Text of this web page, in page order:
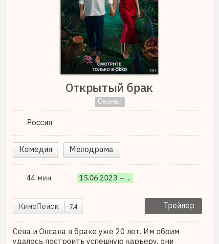
Открытый брак
Сериал
Россия
Комедия Мелодрама
44 мин 15.06.2023 – ...
КиноПоиск 7.4 Трейлер
Сева и Оксана в браке уже 20 лет. Им обоим
удалось построить успешную карьеру, они